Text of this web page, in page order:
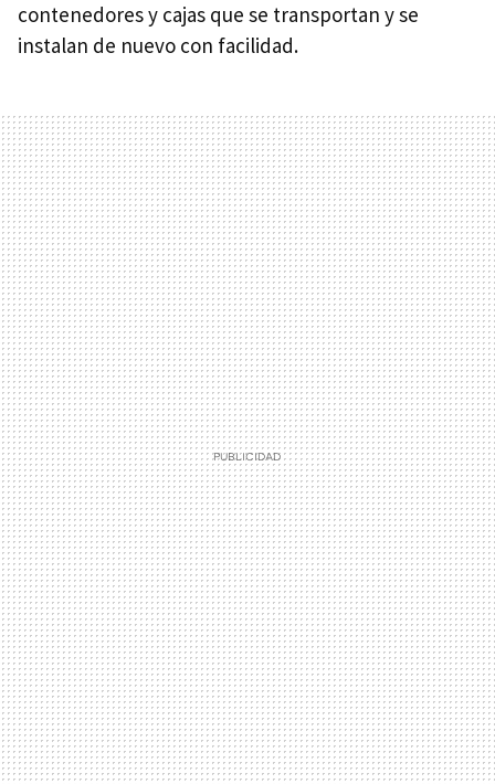
contenedores y cajas que se transportan y se
instalan de nuevo con facilidad.